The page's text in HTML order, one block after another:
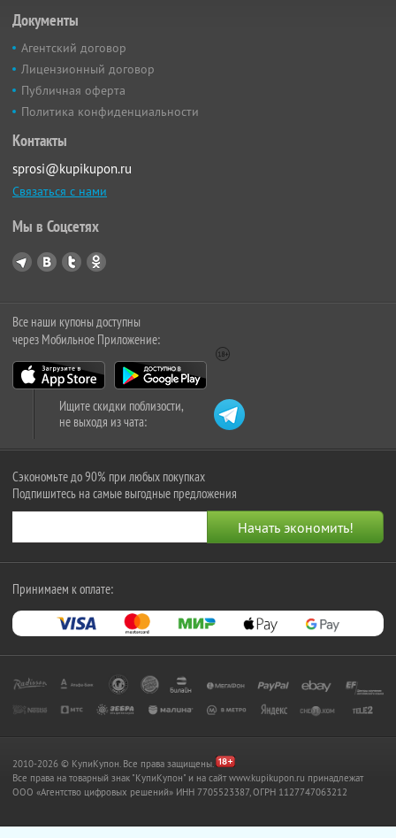
Документы
Агентский договор
Лицензионный договор
Публичная оферта
Политика конфиденциальности
Контакты
sprosi@kupikupon.ru
Связаться с нами
Мы в Соцсетях
Все наши купоны доступны
через Мобильное Приложение:
Ищите скидки поблизости,
не выходя из чата:
Сэкономьте до 90% при любых покупках
Подпишитесь на самые выгодные предложения
Принимаем к оплате:
2010-2026 © КупиКупон. Все права защищены.
Все права на товарный знак "КупиКупон" и на сайт www.kupikupon.ru принадлежат
OOO «Агентство цифровых решений» ИНН 7705523387, ОГРН 1127747063212